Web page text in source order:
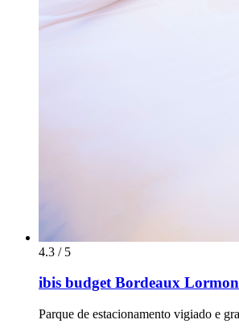
4.3 / 5
ibis budget Bordeaux
Parque de estacionamento vigiado e